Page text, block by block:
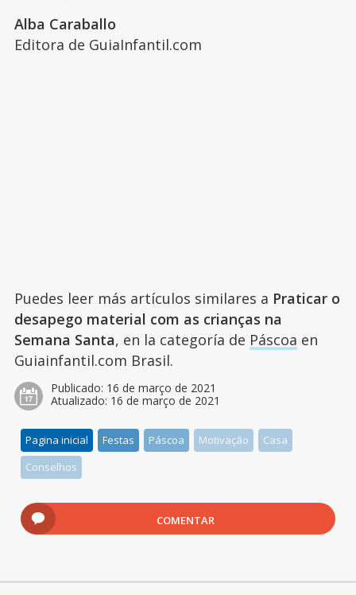
Alba Caraballo
Editora de GuiaInfantil.com
Puedes leer más artículos similares a Praticar o
desapego material com as crianças na
Semana Santa, en la categoría de Páscoa en
Guiainfantil.com Brasil.
Publicado: 16 de março de 2021
Atualizado: 16 de março de 2021
Pagina inicial Festas Páscoa Motivação
Casa
Conselhos
COMENTAR